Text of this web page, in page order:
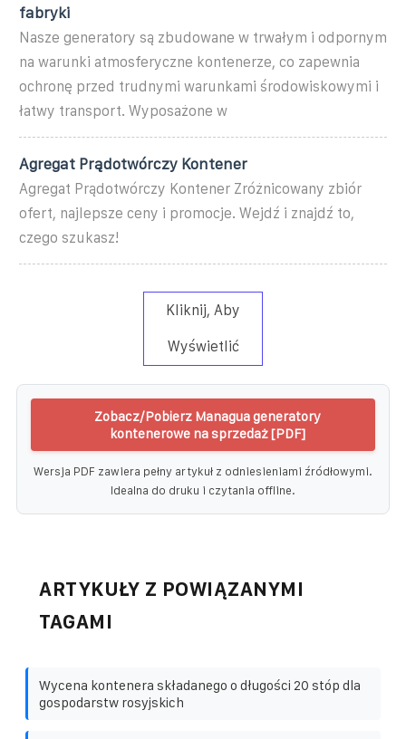
fabryki
Nasze generatory są zbudowane w trwałym i odpornym
na warunki atmosferyczne kontenerze, co zapewnia
ochronę przed trudnymi warunkami środowiskowymi i
łatwy transport. Wyposażone w
Agregat Prądotwórczy Kontener
Agregat Prądotwórczy Kontener Zróżnicowany zbiór
ofert, najlepsze ceny i promocje. Wejdź i znajdź to,
czego szukasz!
Kliknij, Aby
Wyświetlić
Zobacz/Pobierz Managua generatory
kontenerowe na sprzedaż [PDF]
Wersja PDF zawiera pełny artykuł z odniesieniami źródłowymi.
Idealna do druku i czytania offline.
ARTYKUŁY Z POWIĄZANYMI
TAGAMI
Wycena kontenera składanego o długości 20 stóp dla
gospodarstw rosyjskich